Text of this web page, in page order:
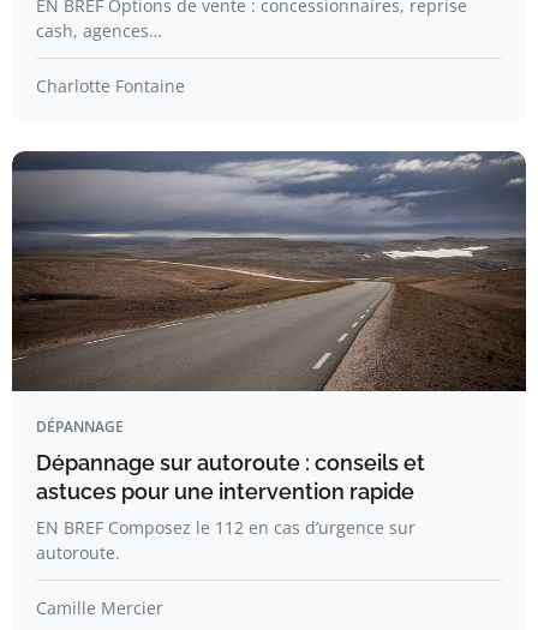
EN BREF Options de vente : concessionnaires, reprise
cash, agences…
Charlotte Fontaine
DÉPANNAGE
Dépannage sur autoroute : conseils et
astuces pour une intervention rapide
EN BREF Composez le 112 en cas d’urgence sur
autoroute.
Camille Mercier